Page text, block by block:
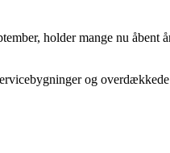
holder mange nu
og